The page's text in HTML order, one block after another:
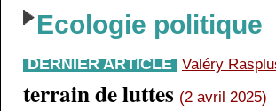
Ecologie politique
DERNIER ARTICLE Valéry
terrain de luttes (2 avril 2025)